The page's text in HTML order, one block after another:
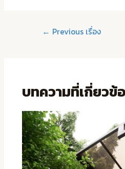
← Previous เรื่อง
บทความที่เกี่ยวข้